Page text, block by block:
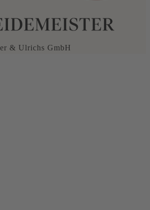
& Ulrichs GmbH